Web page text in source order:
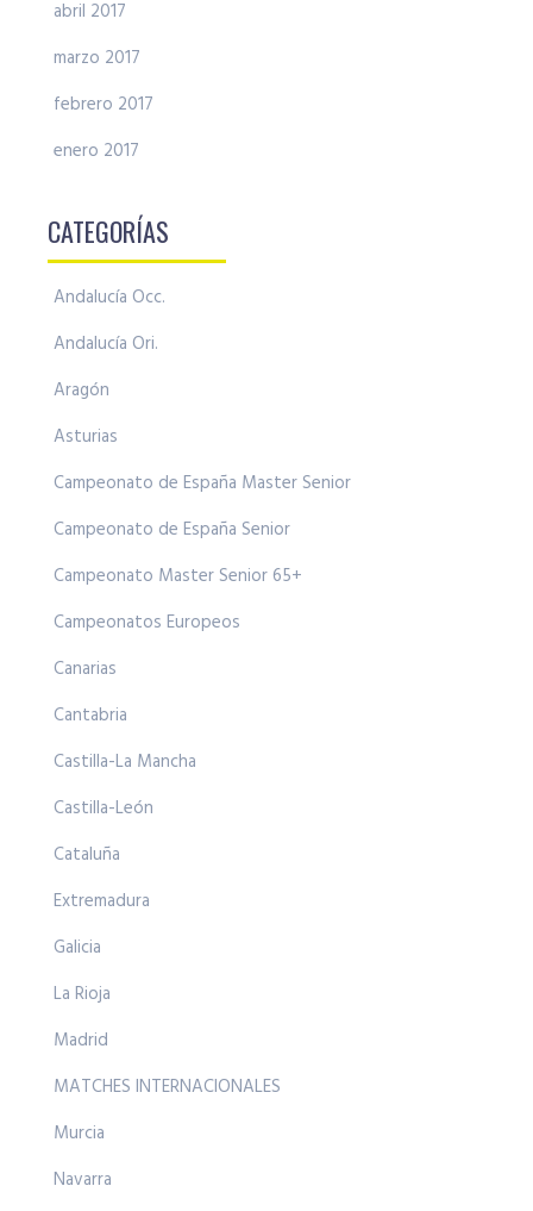
abril 2017
marzo 2017
febrero 2017
enero 2017
CATEGORÍAS
Andalucía Occ.
Andalucía Ori.
Aragón
Asturias
Campeonato de España Master Senior
Campeonato de España Senior
Campeonato Master Senior 65+
Campeonatos Europeos
Canarias
Cantabria
Castilla-La Mancha
Castilla-León
Cataluña
Extremadura
Galicia
La Rioja
Madrid
MATCHES INTERNACIONALES
Murcia
Navarra